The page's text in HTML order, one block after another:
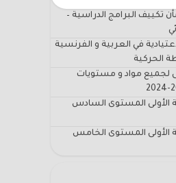
تكييف البرامج الدراسية –
في العربية و الفرنسية
الحركية
لجميع مواد و مستويات
المستوى السادس
المستوى الخامس